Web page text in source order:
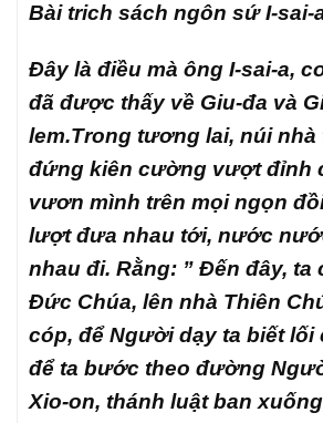
Bài trich sách ngôn sứ I-sai-
Đây là điều mà ông I-sai-a,
đã được thấy về Giu-đa và
lem.Trong tương lai, núi
đứng kiên cường vượt đỉnh
vươn mình trên mọi ngọn
lượt đưa nhau tới, nước
nhau đi. Rằng: ” Đến đây, ta
Đức Chúa, lên nhà Thiên
cóp, để Người dạy ta biết lối
để ta bước theo đường
Xio-on, thánh luật ban